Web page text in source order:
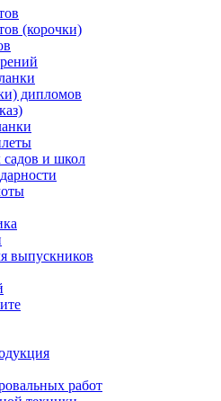
(корочки)
дипломов
и школ
выпускников
работ